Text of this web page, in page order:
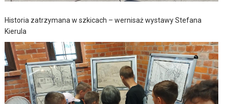
Historia zatrzymana w szkicach – wernisaż wystawy Stefana
Kierula